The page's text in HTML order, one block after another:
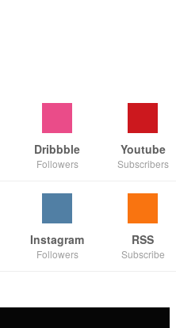
Dribbble
Followers
Youtube
Subscribers
Instagram
Followers
RSS
Subscribe